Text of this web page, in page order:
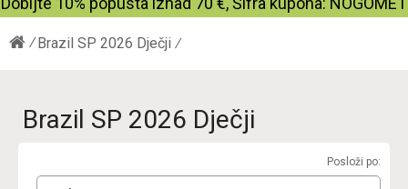
Brazil SP 2026 Dječji
Brazil SP 2026 Dječji
Posloži po: